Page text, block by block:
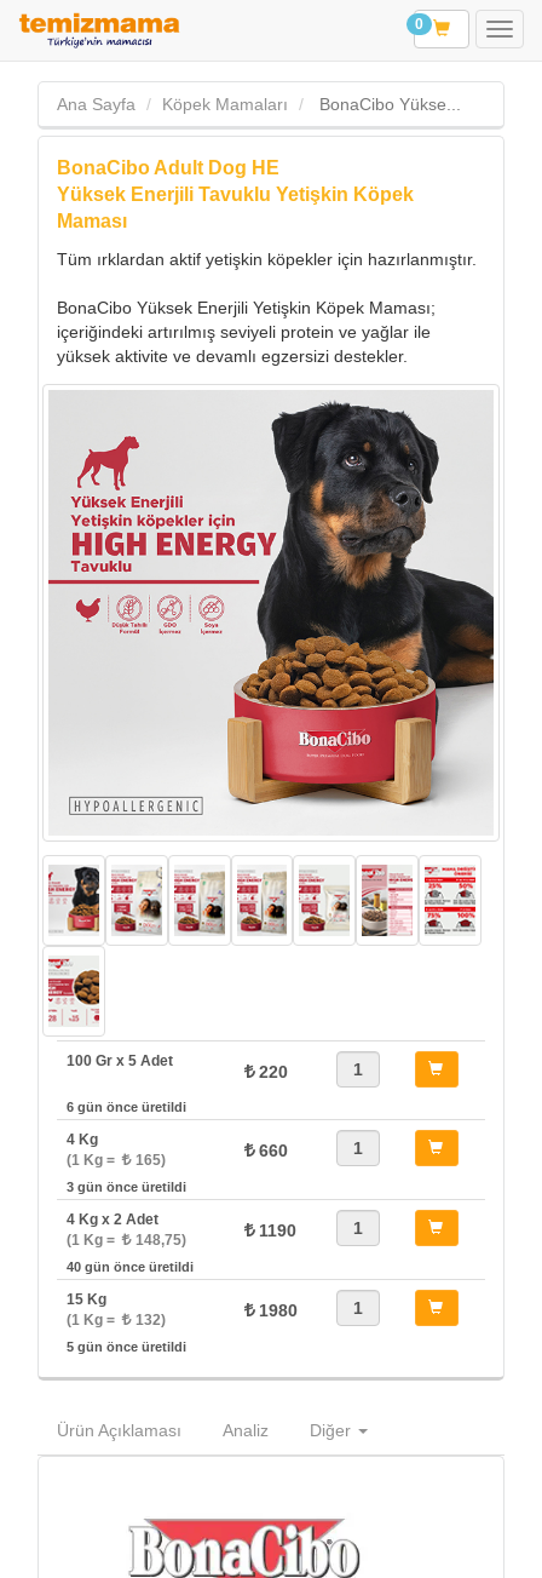
0
Ana Sayfa Köpek Mamaları BonaCibo Yükse...
BonaCibo Adult Dog HE
Yüksek Enerjili Tavuklu Yetişkin Köpek
Maması
Tüm ırklardan aktif yetişkin köpekler için hazırlanmıştır.
BonaCibo Yüksek Enerjili Yetişkin Köpek Maması;
içeriğindeki artırılmış seviyeli protein ve yağlar ile
yüksek aktivite ve devamlı egzersizi destekler.
100 Gr x 5 Adet
220
6 gün önce üretildi
4 Kg
(1 Kg =
165)
660
3 gün önce üretildi
4 Kg x 2 Adet
(1 Kg =
148,75)
1190
40 gün önce üretildi
15 Kg
(1 Kg =
132)
1980
5 gün önce üretildi
Ürün Açıklaması Analiz Diğer